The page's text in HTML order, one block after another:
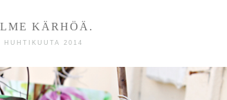
KÄRHÖÄ.
HUHTIKUUTA 2014